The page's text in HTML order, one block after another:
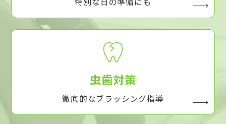
虫歯対策
徹底的なブラッシング指導